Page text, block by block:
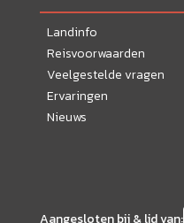
Landinfo
Reisvoorwaarden
Veelgestelde vragen
Ervaringen
Nieuws
Aangesloten bij & lid van: